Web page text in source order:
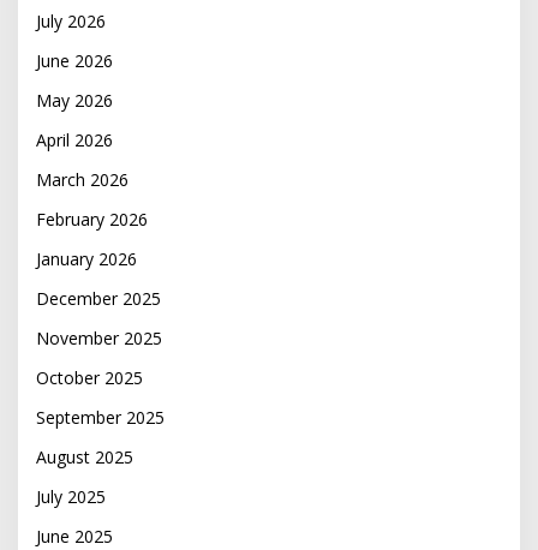
July 2026
June 2026
May 2026
April 2026
March 2026
February 2026
January 2026
December 2025
November 2025
October 2025
September 2025
August 2025
July 2025
June 2025